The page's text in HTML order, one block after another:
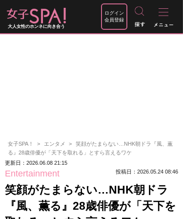
大人女性のホンネに向き合う
ログイン
会員登録
女子SPA！ エンタメ
笑顔がたまらない…NHK朝ドラ『風、薫
る』28歳俳優が「天下を取れる」とすら言えるワケ
更新日：2026.06.08 21:15
Entertainment 投稿日：2026.05.24 08:46
笑顔がたまらない…NHK朝ドラ
『風、薫る』28歳俳優が「天下を